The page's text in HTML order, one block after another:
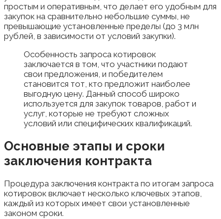
простым и оперативным, что делает его удобным для
закупок на сравнительно небольшие суммы, не
превышающие установленные пределы (до 3 млн
рублей, в зависимости от условий закупки).
Особенность запроса котировок
заключается в том, что участники подают
свои предложения, и победителем
становится тот, кто предложит наиболее
выгодную цену. Данный способ широко
используется для закупок товаров, работ и
услуг, которые не требуют сложных
условий или специфических квалификаций.
Основные этапы и сроки
заключения контракта
Процедура заключения контракта по итогам запроса
котировок включает несколько ключевых этапов,
каждый из которых имеет свои установленные
законом сроки.